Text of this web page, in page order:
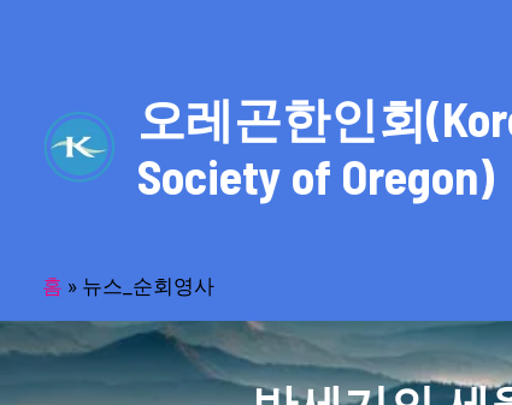
오레곤한인회
Society of Oregon)
홈 » 뉴스_순회영사